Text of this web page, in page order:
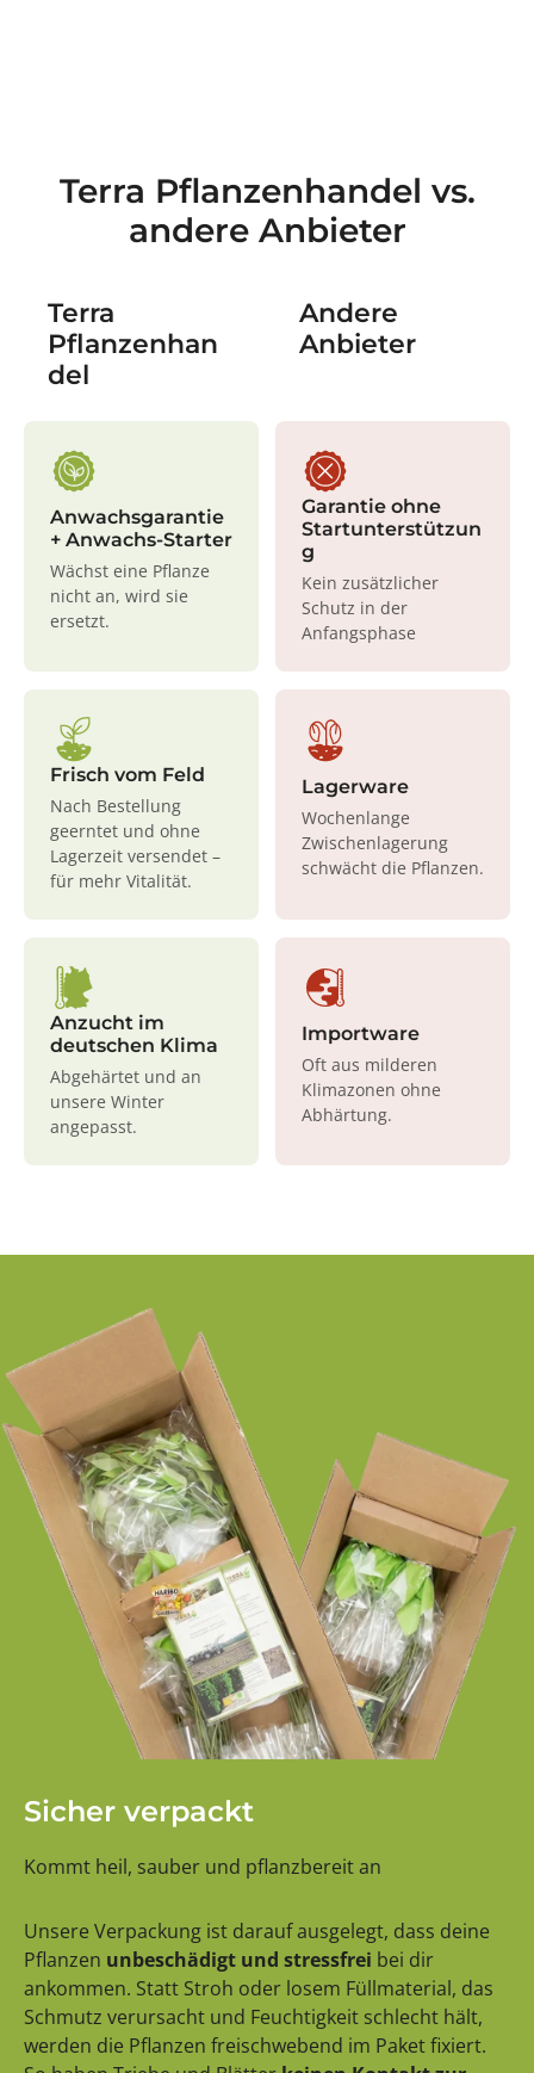
Terra Pflanzenhandel vs.
andere Anbieter
Terra
Pflanzenhan
del
Andere
Anbieter
Anwachsgarantie
+ Anwachs-Starter
Wächst eine Pflanze
nicht an, wird sie
ersetzt.
Garantie ohne
Startunterstützun
g
Kein zusätzlicher
Schutz in der
Anfangsphase
Frisch vom Feld
Nach Bestellung
geerntet und ohne
Lagerzeit versendet –
für mehr Vitalität.
Lagerware
Wochenlange
Zwischenlagerung
schwächt die Pflanzen.
Anzucht im
deutschen Klima
Abgehärtet und an
unsere Winter
angepasst.
Importware
Oft aus milderen
Klimazonen ohne
Abhärtung.
Sicher verpackt
Kommt heil, sauber und pflanzbereit an
Unsere Verpackung ist darauf ausgelegt, dass deine
Pflanzen unbeschädigt und stressfrei bei dir
ankommen. Statt Stroh oder losem Füllmaterial, das
Schmutz verursacht und Feuchtigkeit schlecht hält,
werden die Pflanzen freischwebend im Paket fixiert.